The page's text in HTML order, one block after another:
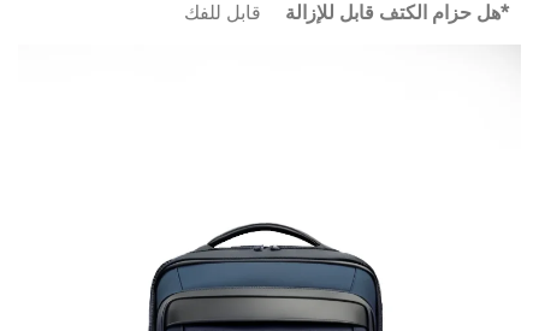
قابل للإزالة
قابل للفك